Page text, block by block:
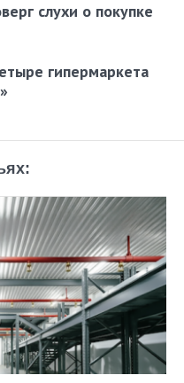
слухи о покупке
гипермаркета